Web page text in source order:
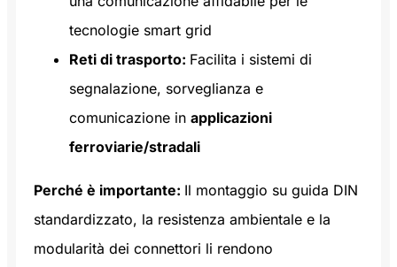
tecnologie smart grid
Reti di trasporto: Facilita i sistemi di
segnalazione, sorveglianza e
comunicazione in applicazioni
ferroviarie/stradali
Perché è importante: Il montaggio su guida DIN
standardizzato, la resistenza ambientale e la
modularità dei connettori li rendono